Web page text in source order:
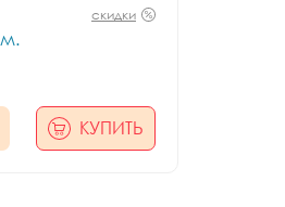
скидки
КУПИТЬ